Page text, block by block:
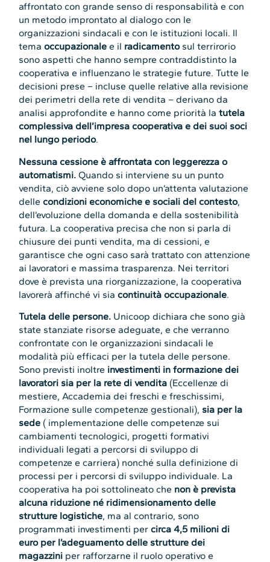
affrontato con grande senso di responsabilità e con
un metodo improntato al dialogo con le
organizzazioni sindacali e con le istituzioni locali. Il
temaoccupazionale e il radicamentosul terrirorio
sono aspetti che hanno sempre contraddistinto la
cooperativa e influenzano le strategie future. Tutte le
decisioni prese – incluse quelle relative alla revisione
dei perimetri della rete di vendita – derivano da
analisi approfondite e hanno come priorità latutela
complessiva dell’impresa cooperativa e dei suoi soci
nel lungo periodo.
Nessuna cessione è affrontata con leggerezza o
automatismi.Quando si interviene su un punto
vendita, ciò avviene solo dopo un’attenta valutazione
dellecondizioni economiche e sociali del contesto,
dell’evoluzione della domanda e della sostenibilità
futura. La cooperativa precisa che non si parla di
chiusure dei punti vendita, ma di cessioni, e
garantisce che ogni caso sarà trattato con attenzione
ai lavoratori e massima trasparenza. Nei territori
dove è prevista una riorganizzazione, la cooperativa
lavorerà affinché vi siacontinuità occupazionale.
Tutela delle persone. Unicoop dichiara che sono già
state stanziate risorse adeguate, e che verranno
confrontate con le organizzazioni sindacali le
modalità più efficaci per la tutela delle persone.
Sono previsti inoltre investimenti in formazione dei
lavoratori sia per la rete di vendita (Eccellenze di
mestiere, Accademia dei freschi e freschissimi,
Formazione sulle competenze gestionali), sia per la
sede ( implementazione delle competenze sui
cambiamenti tecnologici, progetti formativi
individuali legati a percorsi di sviluppo di
competenze e carriera) nonché sulla definizione di
processi per i percorsi di sviluppo individuale. La
cooperativa ha poi sottolineato che non è prevista
alcuna riduzione né ridimensionamento delle
strutture logistiche, ma al contrario, sono
programmati investimenti percirca 4,5 milioni di
euro per l’adeguamento delle strutture dei
magazzini per rafforzarne il ruolo operativo e